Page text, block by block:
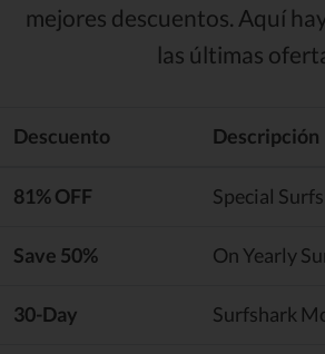
mejores descuentos. Aquí
las últimas
Descuento Descripción
81% OFF Special
Save 50% On Yearly
30-Day Surfshark